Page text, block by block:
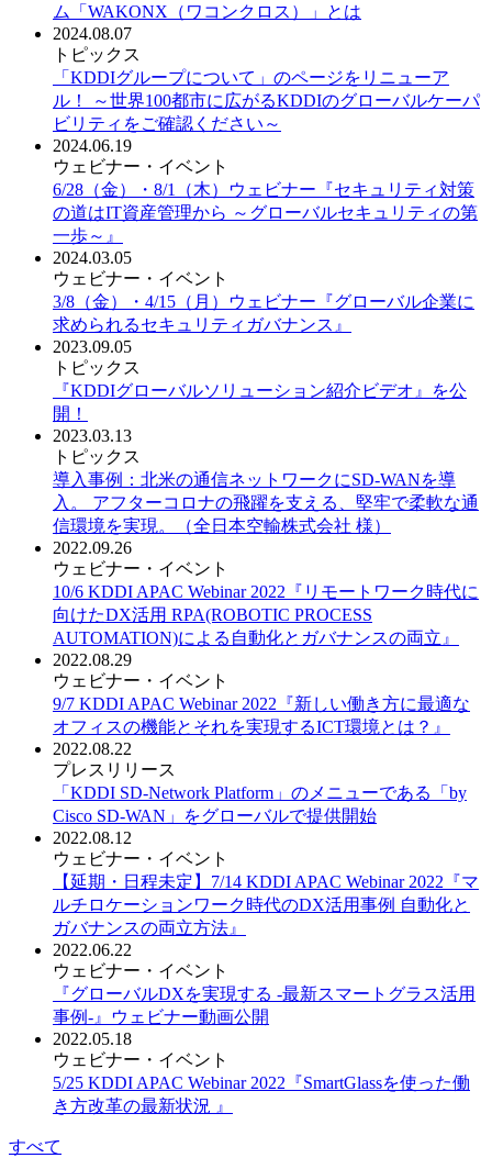
ム「WAKONX（ワコンクロス）」とは
2024.08.07
トピックス
「KDDIグループについて」のページをリニューア
ル！ ～世界100都市に広がるKDDIのグローバルケーパ
ビリティをご確認ください～
2024.06.19
ウェビナー・イベント
6/28（金）・8/1（木）ウェビナー『セキュリティ対策
の道はIT資産管理から ～グローバルセキュリティの第
一歩～』
2024.03.05
ウェビナー・イベント
3/8（金）・4/15（月）ウェビナー『グローバル企業に
求められるセキュリティガバナンス』
2023.09.05
トピックス
『KDDIグローバルソリューション紹介ビデオ』を公
開！
2023.03.13
トピックス
導入事例：北米の通信ネットワークにSD-WANを導
入。 アフターコロナの飛躍を支える、堅牢で柔軟な通
信環境を実現。（全日本空輸株式会社 様）
2022.09.26
ウェビナー・イベント
10/6 KDDI APAC Webinar 2022『リモートワーク時代に
向けたDX活用 RPA(ROBOTIC PROCESS
AUTOMATION)による自動化とガバナンスの両立』
2022.08.29
ウェビナー・イベント
9/7 KDDI APAC Webinar 2022『新しい働き方に最適な
オフィスの機能とそれを実現するICT環境とは？』
2022.08.22
プレスリリース
「KDDI SD-Network Platform」のメニューである「by
Cisco SD-WAN」をグローバルで提供開始
2022.08.12
ウェビナー・イベント
【延期・日程未定】7/14 KDDI APAC Webinar 2022『マ
ルチロケーションワーク時代のDX活用事例 自動化と
ガバナンスの両立方法』
2022.06.22
ウェビナー・イベント
『グローバルDXを実現する -最新スマートグラス活用
事例-』ウェビナー動画公開
2022.05.18
ウェビナー・イベント
5/25 KDDI APAC Webinar 2022『SmartGlassを使った働
き方改革の最新状況 』
すべて